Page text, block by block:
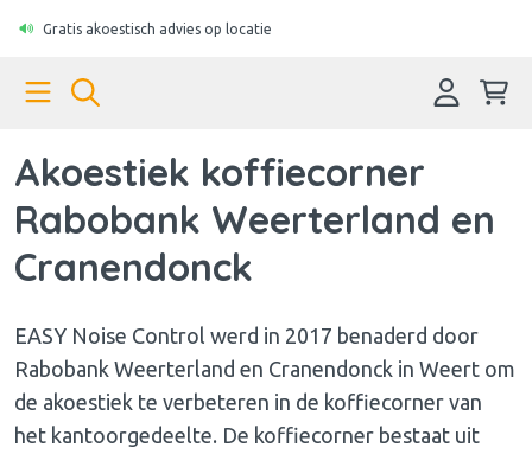
Gratis akoestisch advies op locatie
Akoestiek koffiecorner
Rabobank Weerterland en
Cranendonck
EASY Noise Control werd in 2017 benaderd door
Rabobank Weerterland en Cranendonck in Weert om
de akoestiek te verbeteren in de koffiecorner van
het kantoorgedeelte. De koffiecorner bestaat uit